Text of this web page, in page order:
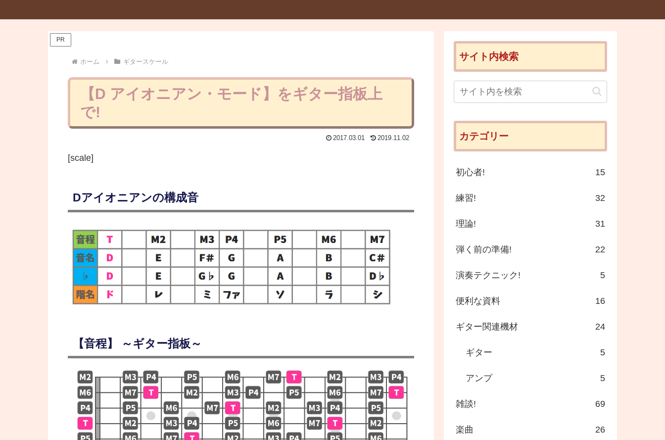
PR
ホーム ギタースケール
【D アイオニアン・モード】をギター指板上
で!
2017.03.01 2019.11.02
[scale]
Dアイオニアンの構成音
【音程】 ～ギター指板～
サイト内検索
カテゴリー
初心者! 15
練習! 32
理論! 31
弾く前の準備! 22
演奏テクニック! 5
便利な資料 16
ギター関連機材 24
ギター 5
アンプ 5
雑談! 69
楽曲 26